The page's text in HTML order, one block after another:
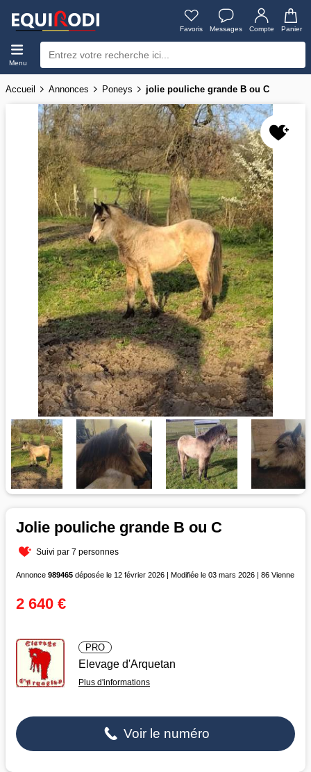
Favoris Messages Compte Panier
Menu
Accueil Annonces Poneys jolie pouliche grande B ou C
Jolie pouliche grande B ou C
Suivi par 7 personnes
Annonce 989465 déposée le 12 février 2026 | Modifiée le 03 mars 2026 | 86 Vienne
2 640 €
PRO
Elevage d'Arquetan
Plus d'informations
Voir le numéro